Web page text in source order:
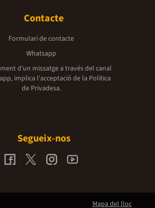
Contacte
Formulari de contacte
Whatsapp
d’un missatge a través del canal
implica l'acceptació de la Política
de Privadesa.
Segueix-nos
Mapa del lloc